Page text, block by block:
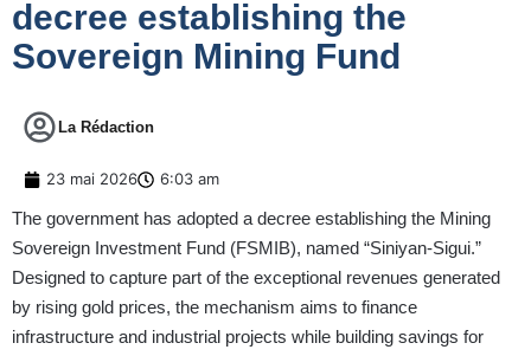
decree establishing the
Sovereign Mining Fund
La Rédaction
23 mai 2026 6:03 am
The government has adopted a decree establishing the Mining
Sovereign Investment Fund (FSMIB), named “Siniyan-Sigui.”
Designed to capture part of the exceptional revenues generated
by rising gold prices, the mechanism aims to finance
infrastructure and industrial projects while building savings for